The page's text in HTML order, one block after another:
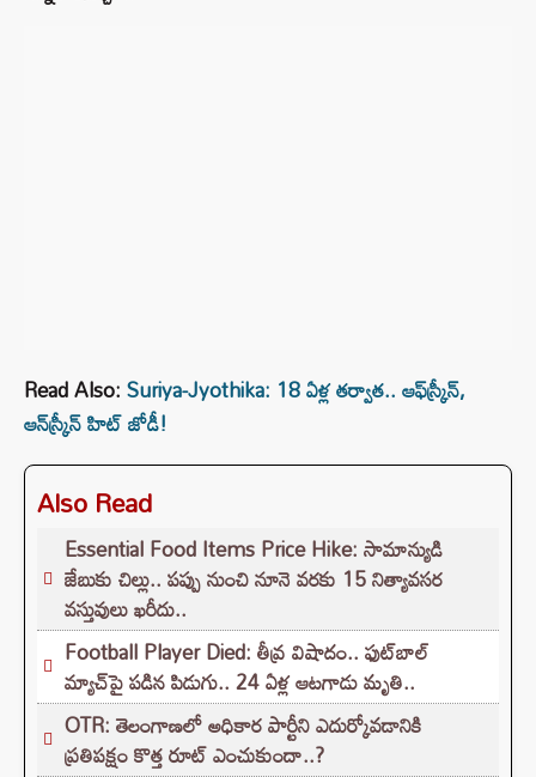
Read Also:Suriya-Jyothika: 18 ఏళ్ల తర్వాత.. ఆఫ్‌స్క్రీన్‌,
ఆన్‌స్క్రీన్‌ హిట్‌ జోడీ!
Also Read
Essential Food Items Price Hike: సామాన్యుడి
జేబుకు చిల్లు.. పప్పు నుంచి నూనె వరకు 15 నిత్యావసర
వస్తువులు ఖరీదు..
Football Player Died: తీవ్ర విషాదం.. ఫుట్‌బాల్
మ్యాచ్‌పై పడిన పిడుగు.. 24 ఏళ్ల ఆటగాడు మృతి..
OTR: తెలంగాణలో అధికార పార్టీని ఎదుర్కోవడానికి
ప్రతిపక్షం కొత్త రూట్‌ ఎంచుకుందా..?